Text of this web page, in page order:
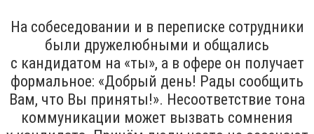
На собеседовании и в переписке сотрудники
были дружелюбными и общались
с кандидатом на «ты», а в офере он получает
формальное: «Добрый день! Рады сообщить
Вам, что Вы приняты!». Несоответствие тона
коммуникации может вызвать сомнения